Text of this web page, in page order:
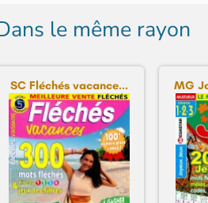
le même rayon
SC Fléchés vacance... MG